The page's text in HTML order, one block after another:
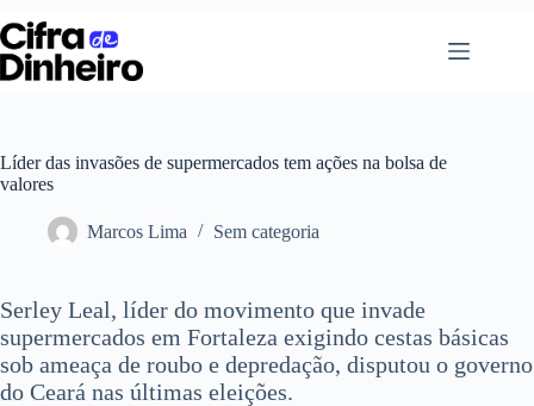
Pular
para
o
conteúdo
Líder das invasões de supermercados tem ações na bolsa de
valores
Marcos Lima Sem categoria
Serley Leal, líder do movimento que invade
supermercados em Fortaleza exigindo cestas básicas
sob ameaça de roubo e depredação, disputou o governo
do Ceará nas últimas eleições.